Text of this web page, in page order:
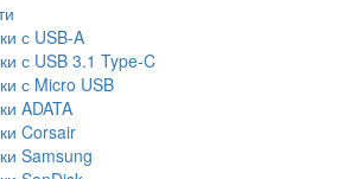
с USB-A
с USB 3.1 Type-C
с Micro USB
ADATA
Corsair
Samsung